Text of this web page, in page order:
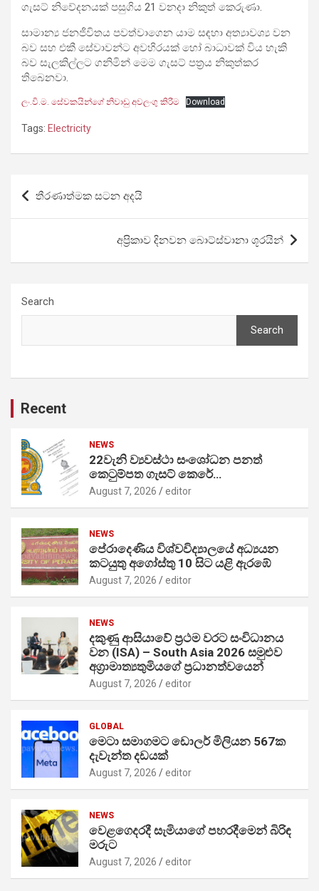
ගැසට් නිවේදනයක් පසුගිය 21 වනදා නිකුත් කෙරුණා.
සාමාන්‍ය ජනජීවිතය පවත්වාගෙන යාම සඳහා අත්‍යාවශ්‍ය වන
බව සහ එකී සේවාවන්ට අවහිරයක් හෝ බාධාවක් විය හැකි
බව සැලකිල්ලට ගනිමින් මෙම ගැසට් පත්‍රය නිකුත්කර
තිබෙනවා.
ලං.වි.ම. සේවකයින්ගේ නිවාඩු අවලංගු කිරීම Download
Tags: Electricity
Post
navigation
තීරණාත්මක සටන අදයි
අප්‍රිකාව දිනවන බොට්ස්වානා ශූරයින්
Search
Search
Recent
NEWS
22වැනි ව්‍යවස්ථා සංශෝධන පනත්
කෙටුම්පත ගැසට් කෙරේ…
August 7, 2026 editor
NEWS
පේරාදෙණිය විශ්වවිද්‍යාලයේ අධ්‍යයන
කටයුතු අගෝස්තු 10 සිට යළි ඇරඹේ
August 7, 2026 editor
NEWS
දකුණු ආසියාවේ ප්‍රථම වරට සංවිධානය
වන (ISA) – South Asia 2026 සමුළුව
අග්‍රාමාත්‍යතුමියගේ ප්‍රධානත්වයෙන්
August 7, 2026 editor
GLOBAL
මෙටා සමාගමට ඩොලර් මිලියන 567ක
දැවැන්ත දඩයක්
August 7, 2026 editor
NEWS
වෙළගෙදරදී සැමියාගේ පහරදීමෙන් බිරිඳ
මරුට
August 7, 2026 editor